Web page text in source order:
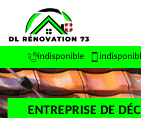
indisponible
ENTREPRISE DE